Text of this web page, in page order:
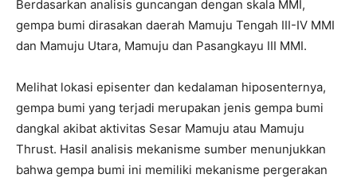
Berdasarkan analisis guncangan dengan skala MMI,
gempa bumi dirasakan daerah Mamuju Tengah III-IV MMI
dan Mamuju Utara, Mamuju dan Pasangkayu III MMI.
Melihat lokasi episenter dan kedalaman hiposenternya,
gempa bumi yang terjadi merupakan jenis gempa bumi
dangkal akibat aktivitas Sesar Mamuju atau Mamuju
Thrust. Hasil analisis mekanisme sumber menunjukkan
bahwa gempa bumi ini memiliki mekanisme pergerakan